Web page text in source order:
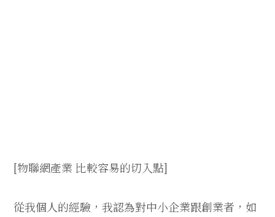
[物聯網產業 比較容易的切入點]
從我個人的經驗，我認為對中小企業跟創業者，如